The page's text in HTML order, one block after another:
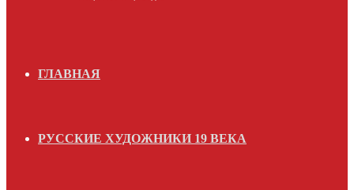
ГЛАВНАЯ
РУССКИЕ ХУДОЖНИКИ 19 ВЕКА